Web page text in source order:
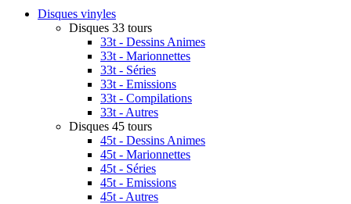
Disques vinyles
Disques 33 tours
33t - Dessins Animes
33t - Marionnettes
33t - Séries
33t - Emissions
33t - Compilations
33t - Autres
Disques 45 tours
45t - Dessins Animes
45t - Marionnettes
45t - Séries
45t - Emissions
45t - Autres